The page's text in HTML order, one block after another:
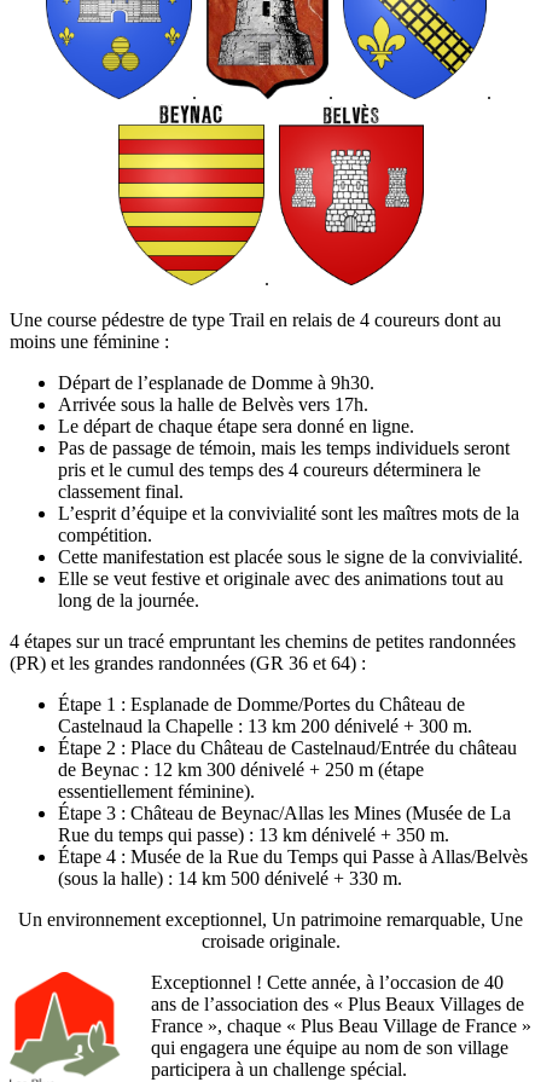
. . .
.
Une course pédestre de type Trail en relais de 4 coureurs dont au
moins une féminine :
Départ de l’esplanade de Domme à 9h30.
Arrivée sous la halle de Belvès vers 17h.
Le départ de chaque étape sera donné en ligne.
Pas de passage de témoin, mais les temps individuels seront
pris et le cumul des temps des 4 coureurs déterminera le
classement final.
L’esprit d’équipe et la convivialité sont les maîtres mots de la
compétition.
Cette manifestation est placée sous le signe de la convivialité.
Elle se veut festive et originale avec des animations tout au
long de la journée.
4 étapes sur un tracé empruntant les chemins de petites randonnées
(PR) et les grandes randonnées (GR 36 et 64) :
Étape 1 : Esplanade de Domme/Portes du Château de
Castelnaud la Chapelle : 13 km 200 dénivelé + 300 m.
Étape 2 : Place du Château de Castelnaud/Entrée du château
de Beynac : 12 km 300 dénivelé + 250 m (étape
essentiellement féminine).
Étape 3 : Château de Beynac/Allas les Mines (Musée de La
Rue du temps qui passe) : 13 km dénivelé + 350 m.
Étape 4 : Musée de la Rue du Temps qui Passe à Allas/Belvès
(sous la halle) : 14 km 500 dénivelé + 330 m.
Un environnement exceptionnel, Un patrimoine remarquable, Une
croisade originale.
Exceptionnel ! Cette année, à l’occasion de 40
ans de l’association des « Plus Beaux Villages de
France », chaque « Plus Beau Village de France »
qui engagera une équipe au nom de son village
participera à un challenge spécial.